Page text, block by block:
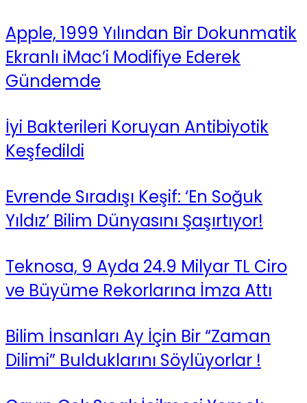
Apple, 1999 Yılından Bir Dokunmatik
Ekranlı iMac’i Modifiye Ederek
Gündemde
İyi Bakterileri Koruyan Antibiyotik
Keşfedildi
Evrende Sıradışı Keşif: ‘En Soğuk
Yıldız’ Bilim Dünyasını Şaşırtıyor!
Teknosa, 9 Ayda 24.9 Milyar TL Ciro
ve Büyüme Rekorlarına İmza Attı
Bilim İnsanları Ay İçin Bir “Zaman
Dilimi” Bulduklarını Söylüyorlar !